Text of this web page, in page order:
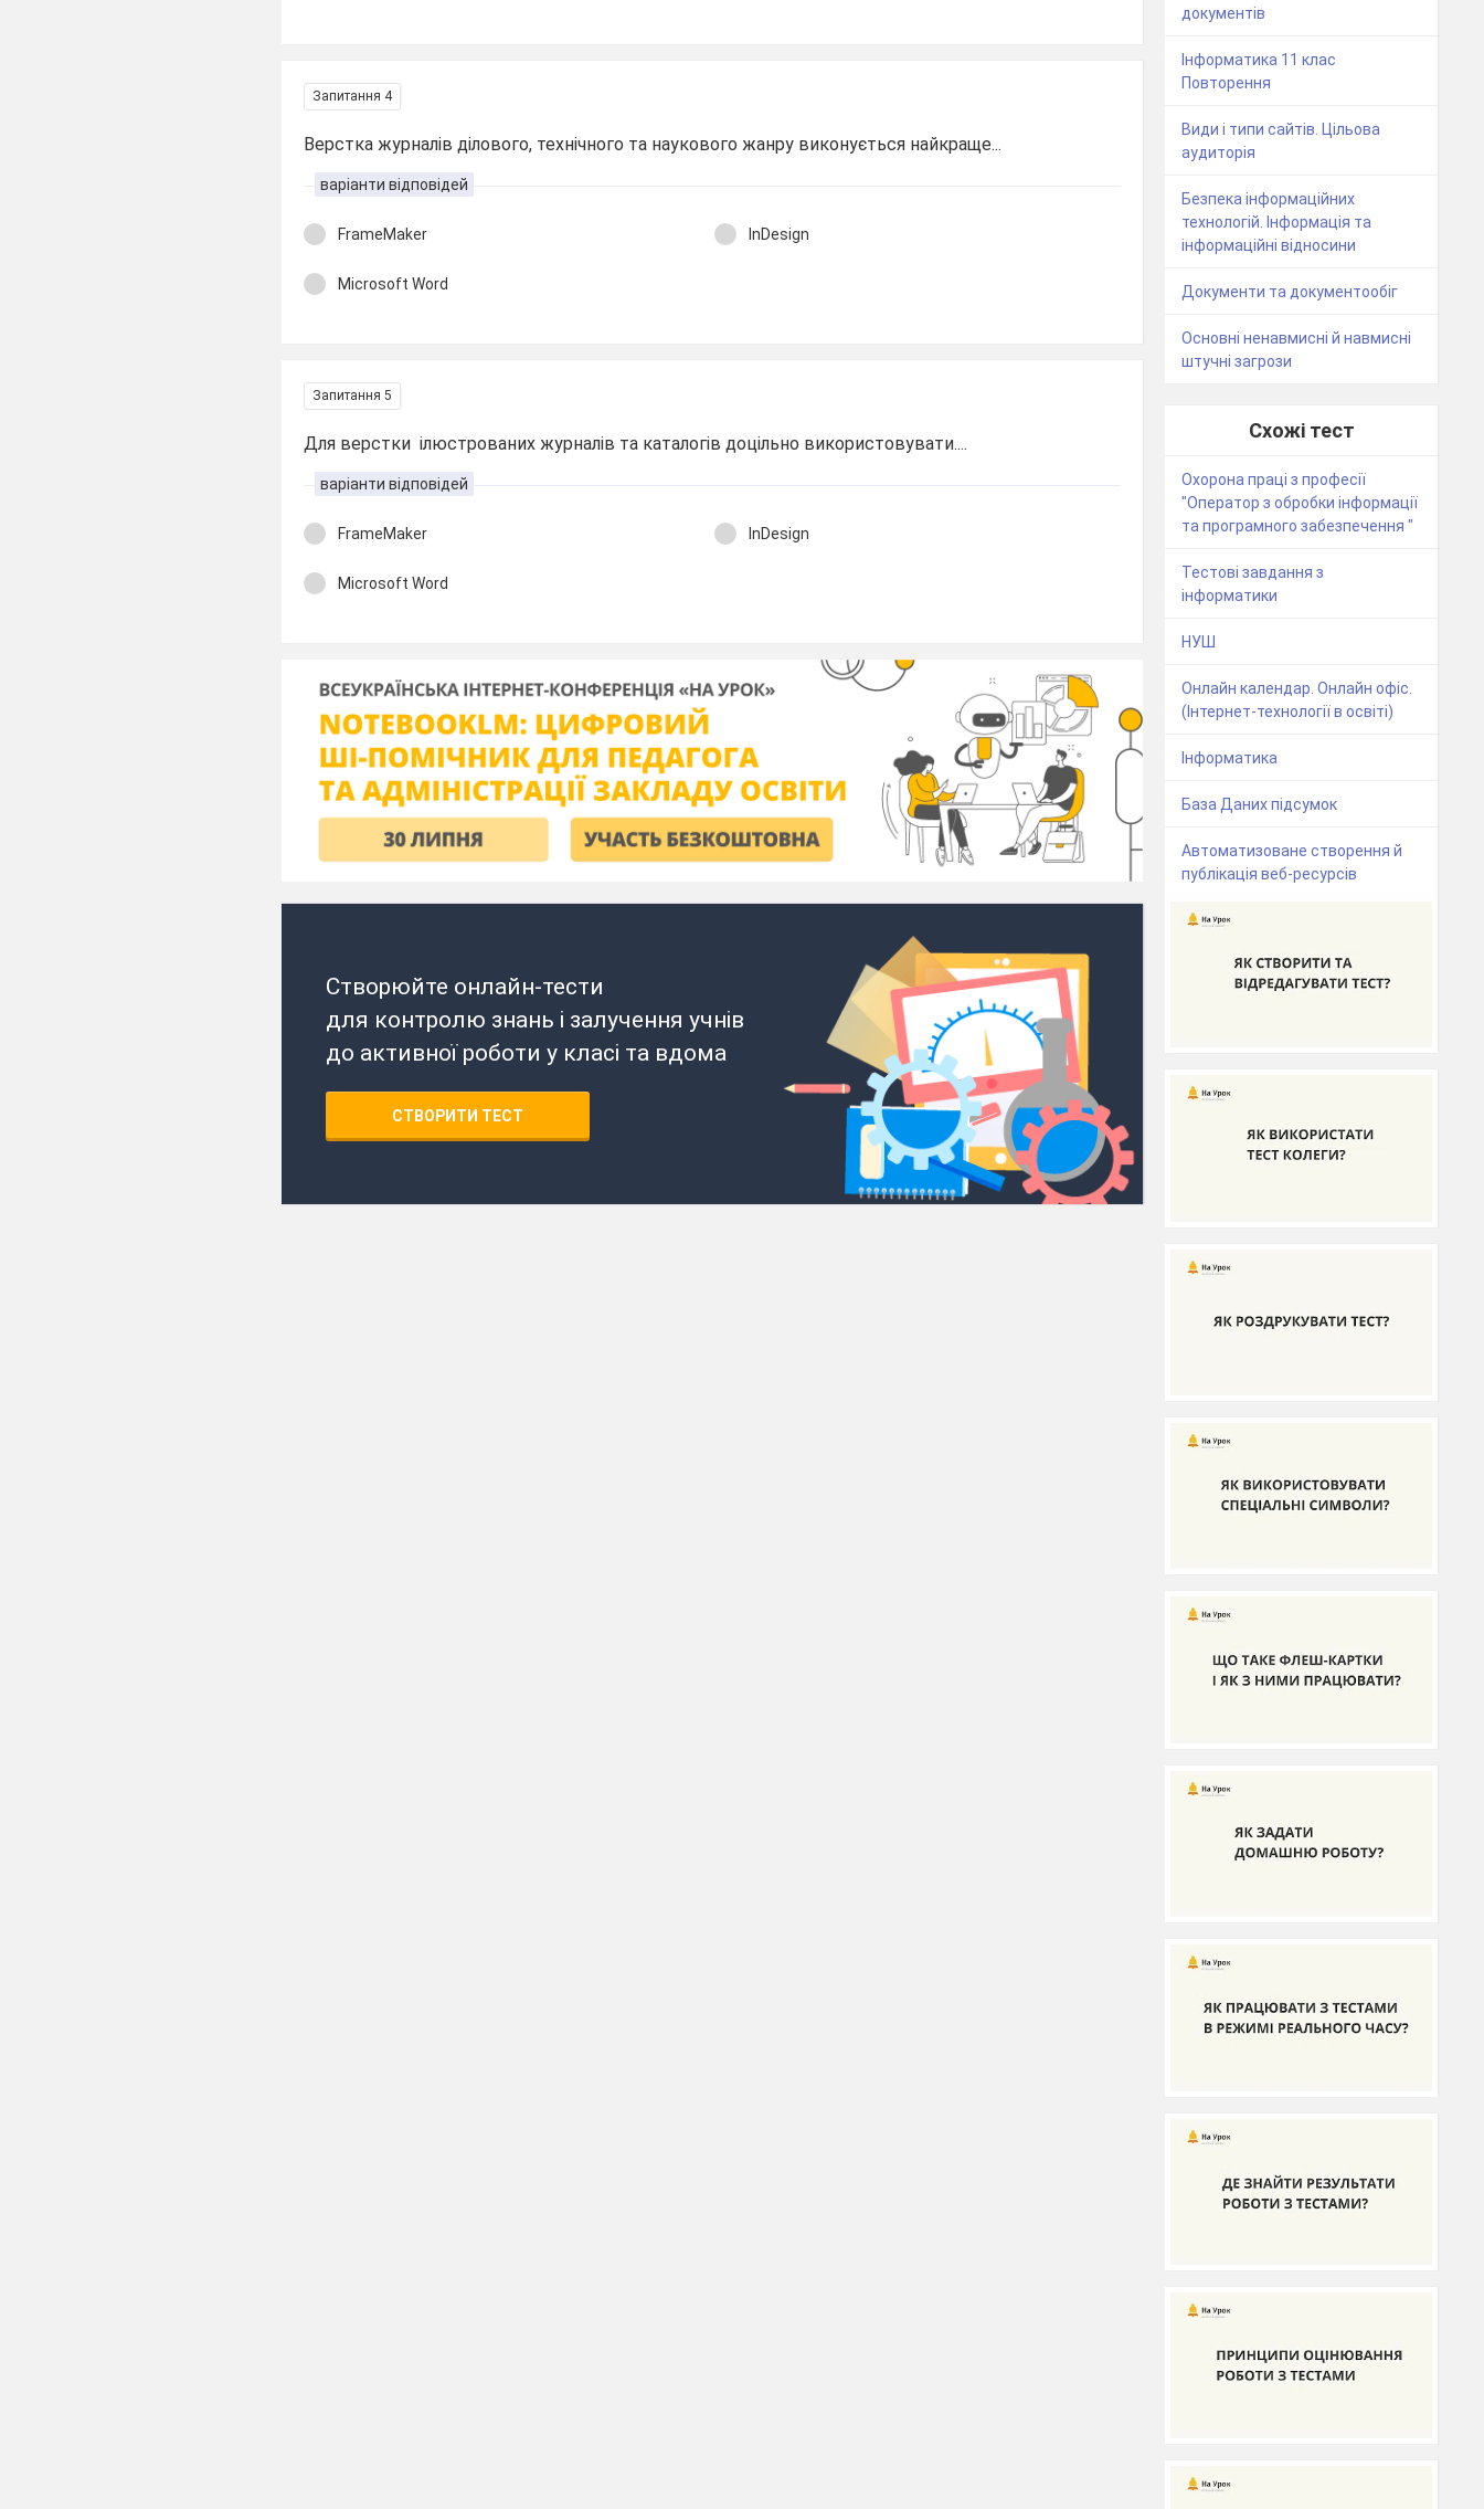
Запитання 4
Верстка журналів ділового, технічного та наукового жанру виконується найкраще...
варіанти відповідей
FrameMaker InDesign
Microsoft Word
Запитання 5
Для верстки ілюстрованих журналів та каталогів доцільно використовувати....
варіанти відповідей
FrameMaker InDesign
Microsoft Word
Створюйте онлайн-тести
для контролю знань і залучення учнів
до активної роботи у класі та вдома
СТВОРИТИ ТЕСТ
документів
Інформатика 11 клас
Повторення
Види і типи сайтів. Цільова
аудиторія
Безпека інформаційних
технологій. Інформація та
інформаційні відносини
Документи та документообіг
Основні ненавмисні й навмисні
штучні загрози
Схожі тест
Охорона праці з професії
"Оператор з обробки інформації
та програмного забезпечення "
Тестові завдання з
інформатики
НУШ
Онлайн календар. Онлайн офіс.
(Інтернет-технології в освіті)
Інформатика
База Даних підсумок
Автоматизоване створення й
публікація веб-ресурсів